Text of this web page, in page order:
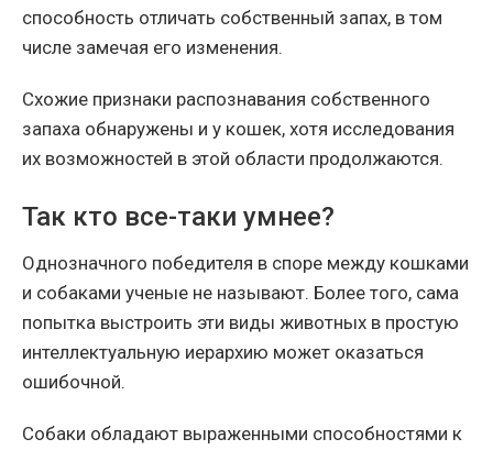
способность отличать собственный запах, в том
числе замечая его изменения.
Схожие признаки распознавания собственного
запаха обнаружены и у кошек, хотя исследования
их возможностей в этой области продолжаются.
Так кто все-таки умнее?
Однозначного победителя в споре между кошками
и собаками ученые не называют. Более того, сама
попытка выстроить эти виды животных в простую
интеллектуальную иерархию может оказаться
ошибочной.
Собаки обладают выраженными способностями к